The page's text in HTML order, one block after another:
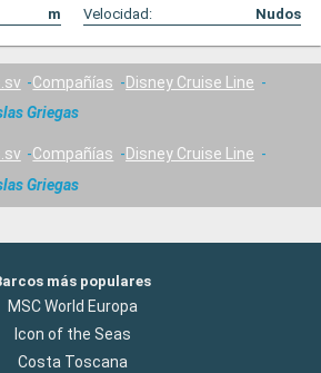
m Velocidad: Nudos
Compañías
Disney Cruise Line
Griegas
Compañías
Disney Cruise Line
Griegas
más populares
MSC World Europa
Icon of the Seas
Costa Toscana